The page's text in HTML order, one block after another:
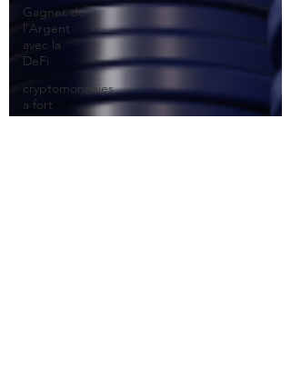
Gagner de
l'Argent
avec la
DeFi
cryptomonnaies
a fort
potentiel